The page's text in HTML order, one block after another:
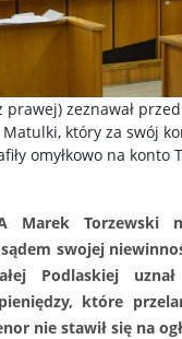
prawej) zeznawał
który za swój
omyłkowo na konto
Marek
swojej
Podlaskiej
pieniędzy, które
nie stawił się na